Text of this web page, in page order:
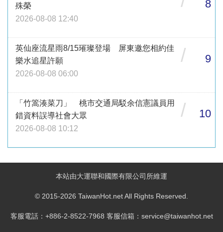
殊榮
2026-08-08 12:40
8
英仙座流星雨8/15璀璨登場 屏東邀您相約佳
樂水追星許願
2026-08-08 06:00
/ 9
「竹篙湊菜刀」 桃市交通局駁余信憲議員用
錯資料誤導社會大眾
2026-08-08 10:12
/ 10
本站由大運聯和國際有限公司所維運
© 2015-2026 TaiwanHot.net All Rights Reserved.
客服電話：+886-2-8522-7968 客服信箱：service@taiwanhot.net